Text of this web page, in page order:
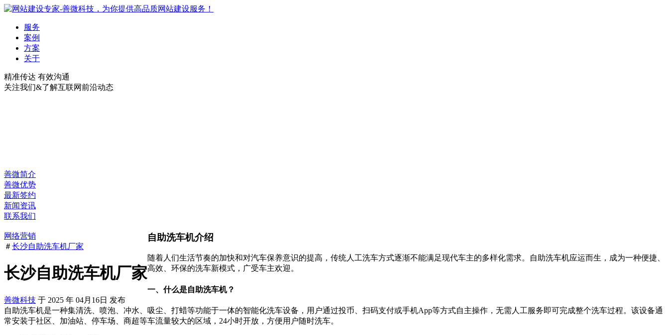
服务
案例
方案
关于
精准传达 有效沟通
关注我们&了解互联网前沿动态
善微简介
善微优势
最新签约
新闻资讯
联系我们
网络营销
＃长沙自助洗车机厂家
长沙自助洗车机厂家
善微科技 于 2025 年 04月16日 发布
自助洗车机介绍
随着人们生活节奏的加快和对汽车保养意识的提高，传统人工洗车方式逐渐不能满足现代车主的多样化需求。自助洗车机应运而生，成为一种便捷、
高效、环保的洗车新模式，广受车主欢迎。
一、什么是自助洗车机？
自助洗车机是一种集清洗、喷泡、冲水、吸尘、打蜡等功能于一体的智能化洗车设备，用户通过投币、扫码支付或手机App等方式自主操作，无需人工服务即可完成整个洗车过程。该设备通
常安装于社区、加油站、停车场、商超等车流量较大的区域，24小时开放，方便用户随时洗车。